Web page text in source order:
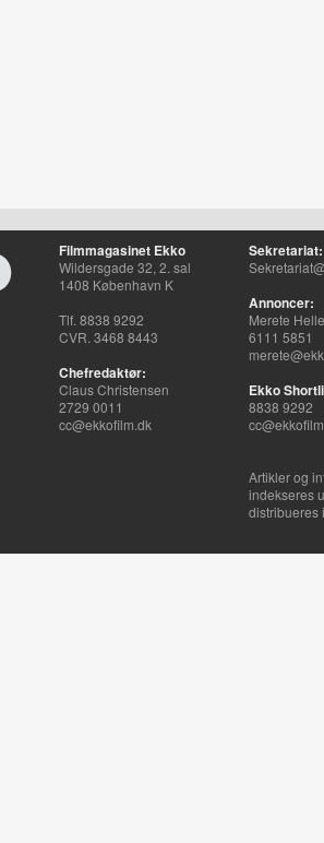
Filmmagasinet Ekko
Wildersgade 32, 2. sal
1408 København K
Tlf. 8838 9292
CVR. 3468 8443
Chefredaktør:
Claus Christensen
2729 0011
cc@ekkofilm.dk
Sekretariat:
Annoncer:
Merete
6111 5851
Ekko
8838 9292
Artikler og
indekseres
distribueres